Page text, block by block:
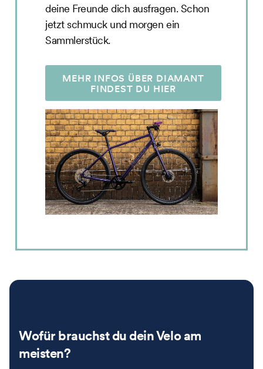
deine Freunde dich ausfragen. Schon
jetzt schmuck und morgen ein
Sammlerstück.
MEHR INFOS ÜBER DIAMANT
FINDEST DU HIER
Wofür brauchst du dein Velo am
meisten?